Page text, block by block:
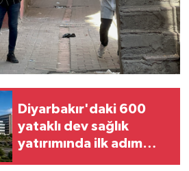
Diyarbakır'daki 600
yataklı dev sağlık
yatırımında ilk adım